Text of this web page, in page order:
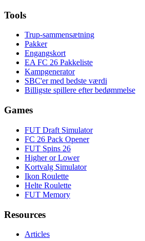
Tools
Trup-sammensætning
Pakker
Engangskort
EA FC 26 Pakkeliste
Kampgenerator
SBC'er med bedste værdi
Billigste spillere efter bedømmelse
Games
FUT Draft Simulator
FC 26 Pack Opener
FUT Spins 26
Higher or Lower
Kortvalg Simulator
Ikon Roulette
Helte Roulette
FUT Memory
Resources
Articles